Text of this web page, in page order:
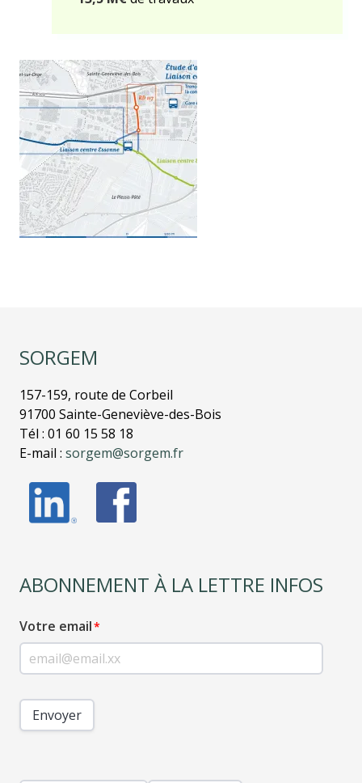
Gallery
images
SORGEM
157-159, route de Corbeil
91700 Sainte-Geneviève-des-Bois
Tél : 01 60 15 58 18
E-mail : sorgem@sorgem.fr
ABONNEMENT À LA LETTRE INFOS
Votre email
Envoyer